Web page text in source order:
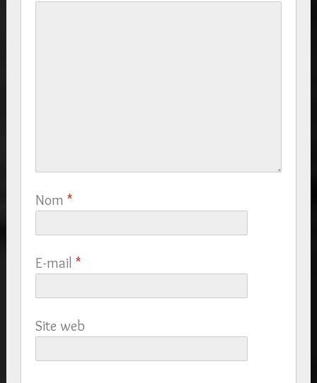
Nom *
E-mail *
Site web